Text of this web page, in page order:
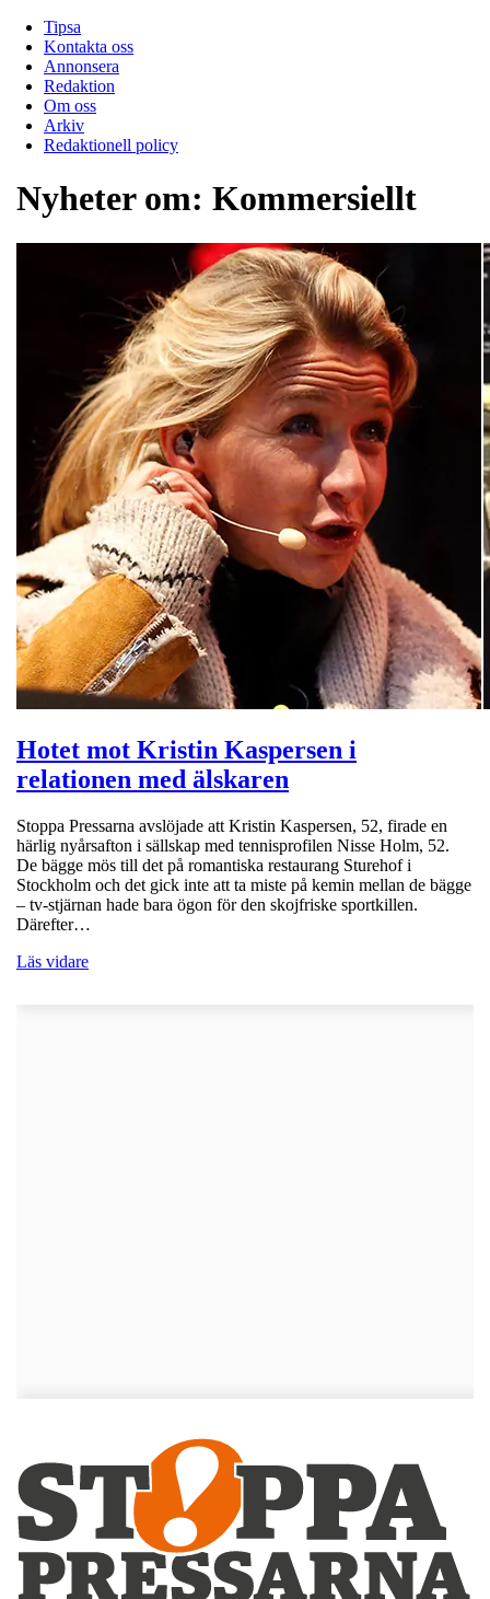
Tipsa
Kontakta oss
Annonsera
Redaktion
Om oss
Arkiv
Redaktionell policy
Nyheter om: Kommersiellt
Hotet mot Kristin Kaspersen i
relationen med älskaren
Stoppa Pressarna avslöjade att Kristin Kaspersen, 52, firade en
härlig nyårsafton i sällskap med tennisprofilen Nisse Holm, 52.
De bägge mös till det på romantiska restaurang Sturehof i
Stockholm och det gick inte att ta miste på kemin mellan de bägge
– tv-stjärnan hade bara ögon för den skojfriske sportkillen.
Därefter…
Läs vidare